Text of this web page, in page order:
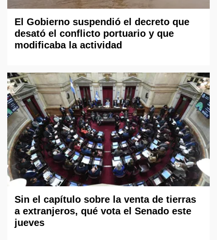
El Gobierno suspendió el decreto que
desató el conflicto portuario y que
modificaba la actividad
Sin el capítulo sobre la venta de tierras
a extranjeros, qué vota el Senado este
jueves